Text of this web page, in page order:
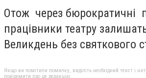
Отож через бюрократичні
працівники театру
Великдень без святкового
Якщо ви помітили помилку, виділіть необхідний текст і
повідомити про це редакцію